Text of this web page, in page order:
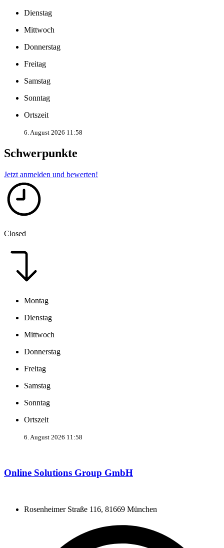
Dienstag
Mittwoch
Donnerstag
Freitag
Samstag
Sonntag
Ortszeit
6. August 2026 11:58
Schwerpunkte
Jetzt anmelden und bewerten!
Closed
Montag
Dienstag
Mittwoch
Donnerstag
Freitag
Samstag
Sonntag
Ortszeit
6. August 2026 11:58
Online Solutions Group GmbH
Rosenheimer Straße 116, 81669 München